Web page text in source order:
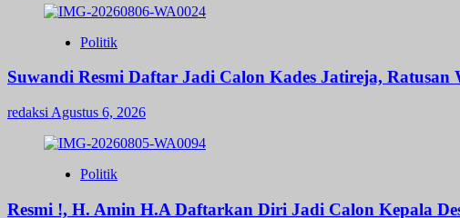
Politik
Suwandi Resmi Daftar Jadi Calon Kades Jatireja, Ratusan
redaksi Agustus 6, 2026
Politik
Resmi !, H. Amin H.A Daftarkan Diri Jadi Calon Kepala